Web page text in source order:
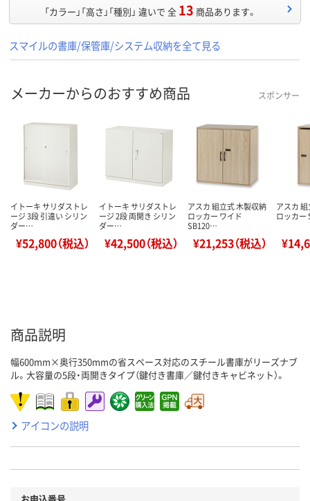
「カラー」「高さ」「種別」 違いで 全 13 商品あります。
スマイルの書庫/保管庫/システム収納を全て見る
メーカーからのおすすめ商品 スポンサー
イトーキ サリダストレ
ージ 3段 引違い シリン
ダー…
¥52,800（税込）
イトーキ サリダストレ
ージ 2段 両開き シリン
ダー…
¥42,500（税込）
アスカ 組立式 木製収納
ロッカー ワイド
SB120…
¥21,253（税込）
アスカ
ロッカー
商品説明
幅600mm×奥行350mmの省スペース対応のスチール書庫がリーズナブ
ル。大容量の5段・両開きタイプ（鍵付き書庫／鍵付きキャビネット）。
アイコンの説明